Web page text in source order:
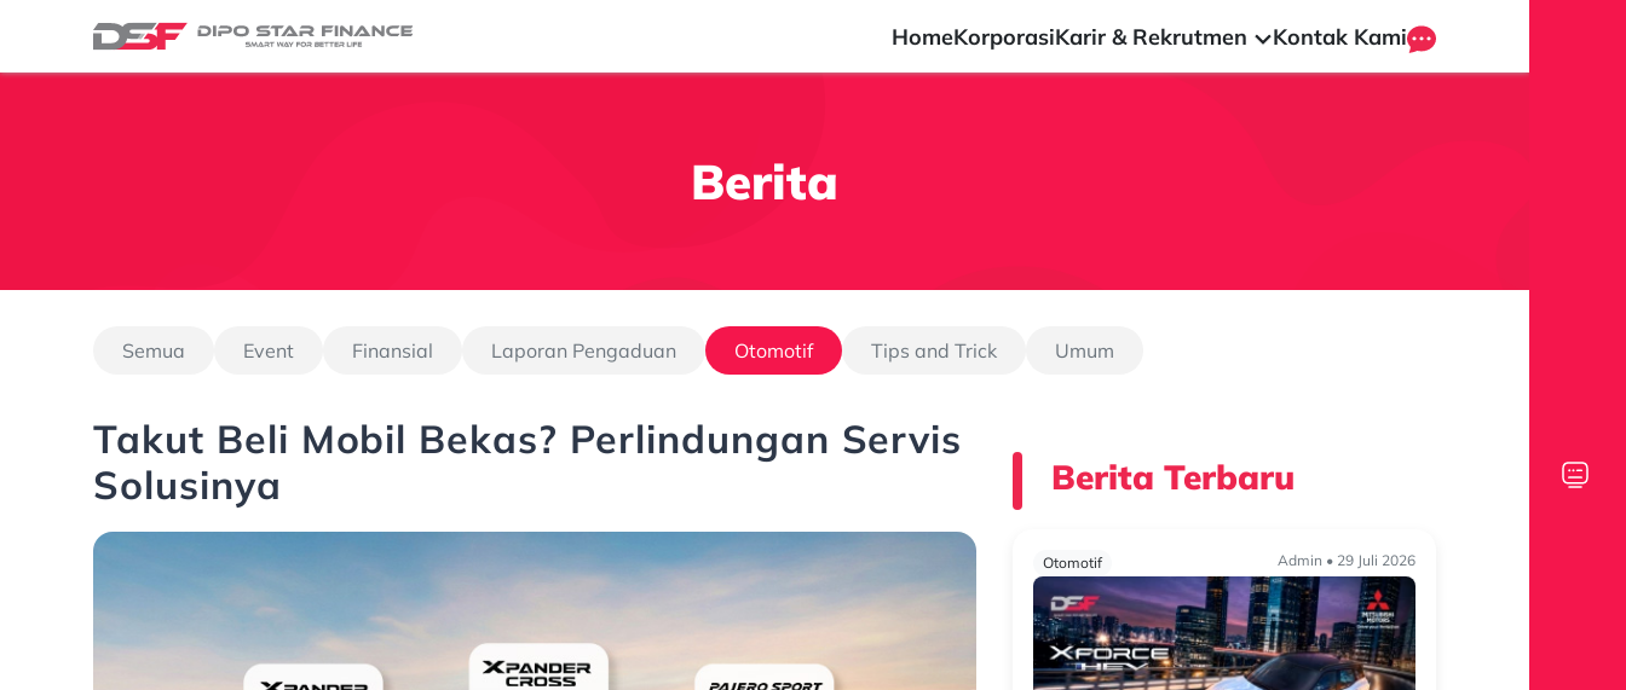
HomeKorporasiKarir & Rekrutmen Kontak Kami
Berita
Semua Event Finansial Laporan Pengaduan Otomotif Tips and Trick Umum
Takut Beli Mobil Bekas? Perlindungan Servis
Solusinya
Berita Terbaru
Otomotif Admin • 29 Juli 2026